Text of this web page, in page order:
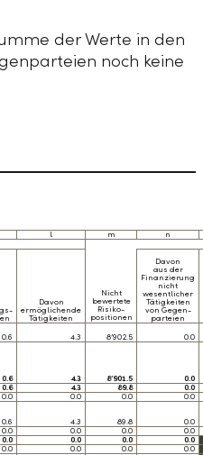
der Werte in den
noch keine
l m n
Davon
ermöglichende
Tätigkeiten
Nicht
bewertete
Risiko-
positionen
Davon
aus der
Finanzierung
nicht
wesentlicher
Tätigkeiten
von Gegen-
parteien
0.6 4.3 8’902.5 0.0
0.6 4.3 8’901.5 0.0
0.6 4.3 89.8 0.0
0.0 0.0 0.0 0.0
0.6 4.3 89.8 0.0
0.0 0.0 0.0 0.0
0.0 0.0 0.0 0.0
0.0 0.0 0.0 0.0